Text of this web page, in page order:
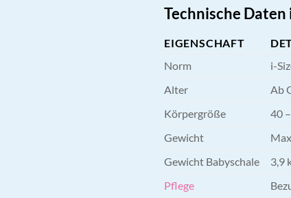
Technische
EIGENSCHAFT
Norm
i-
Alter
Ab
Körpergröße
40
Gewicht
Gewicht Babyschale
3,9
Pflege